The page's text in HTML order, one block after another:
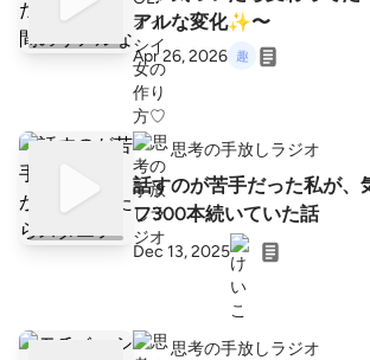
アルな変化✨〜
Apr 26, 2026
思考の手放しラジオ
話すのが苦手だった私が、
フ300本続いていた話
Dec 13, 2025
思考の手放しラジオ